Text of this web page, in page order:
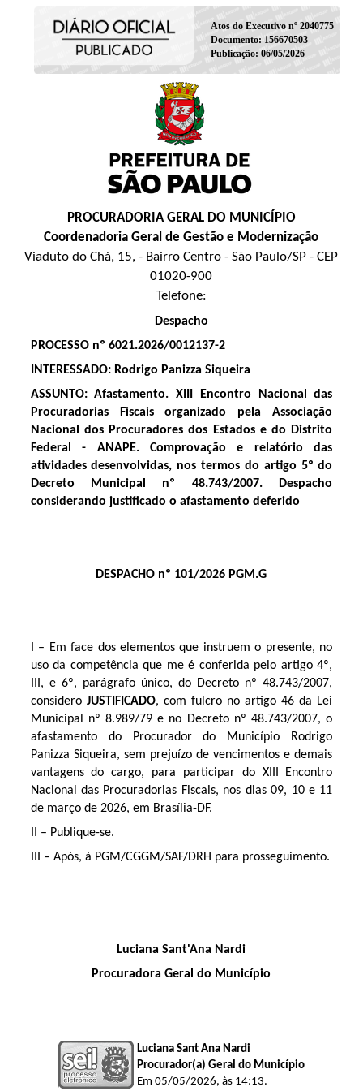
Atos do Executivo nº 2040775
Documento: 156670503
Publicação: 06/05/2026
PROCURADORIA GERAL DO MUNICÍPIO
Coordenadoria Geral de Gestão e Modernização
Viaduto do Chá, 15, - Bairro Centro - São Paulo/SP - CEP
01020-900
Telefone:
Despacho
PROCESSO nº 6021.2026/0012137-2
INTERESSADO: Rodrigo Panizza Siqueira
ASSUNTO: Afastamento.XIII Encontro Nacional das
Procuradorias Fiscais organizado pela Associação
Nacional dos Procuradores dos Estados e do Distrito
Federal - ANAPE. Comprovação e relatório das
atividades desenvolvidas, nos termos do artigo 5º do
Decreto Municipal nº 48.743/2007. Despacho
considerando justificado o afastamento deferido
DESPACHO nº 101/2026 PGM.G
I – Em face dos elementos que instruem o presente, no
uso da competência que me é conferida pelo artigo 4º,
III, e 6º, parágrafo único, do Decreto nº 48.743/2007,
considero JUSTIFICADO, com fulcro no artigo 46 da Lei
Municipal nº 8.989/79 e no Decreto nº 48.743/2007, o
afastamento do Procurador do Município Rodrigo
Panizza Siqueira, sem prejuízo de vencimentos e demais
vantagens do cargo, para participar do XIII Encontro
Nacional das Procuradorias Fiscais, nos dias 09, 10 e 11
de março de 2026, em Brasília-DF.
II – Publique-se.
III – Após, à PGM/CGGM/SAF/DRH para prosseguimento.
Luciana Sant'Ana Nardi
Procuradora Geral do Município
Luciana Sant Ana Nardi
Procurador(a) Geral do Município
Em 05/05/2026, às 14:13.